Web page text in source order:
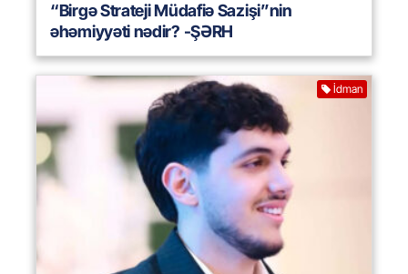
“Birgə Strateji Müdafiə Sazişi”nin
əhəmiyyəti nədir? -ŞƏRH
İdman